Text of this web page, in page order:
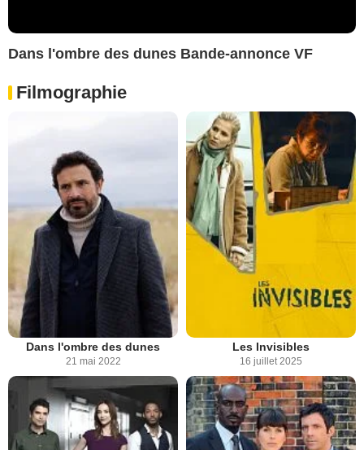
Dans l'ombre des dunes Bande-annonce VF
Filmographie
Dans l'ombre des dunes
21 mai 2022
Les Invisibles
16 juillet 2025